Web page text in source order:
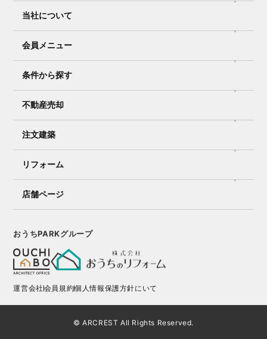
当社について
会員メニュー
条件から探す
不動産売却
注文建築
リフォーム
店舗ページ
おうちPARKグループ
運営会社会員規約個人情報保護方針にいて
© ARCREST All Rights Reserved.